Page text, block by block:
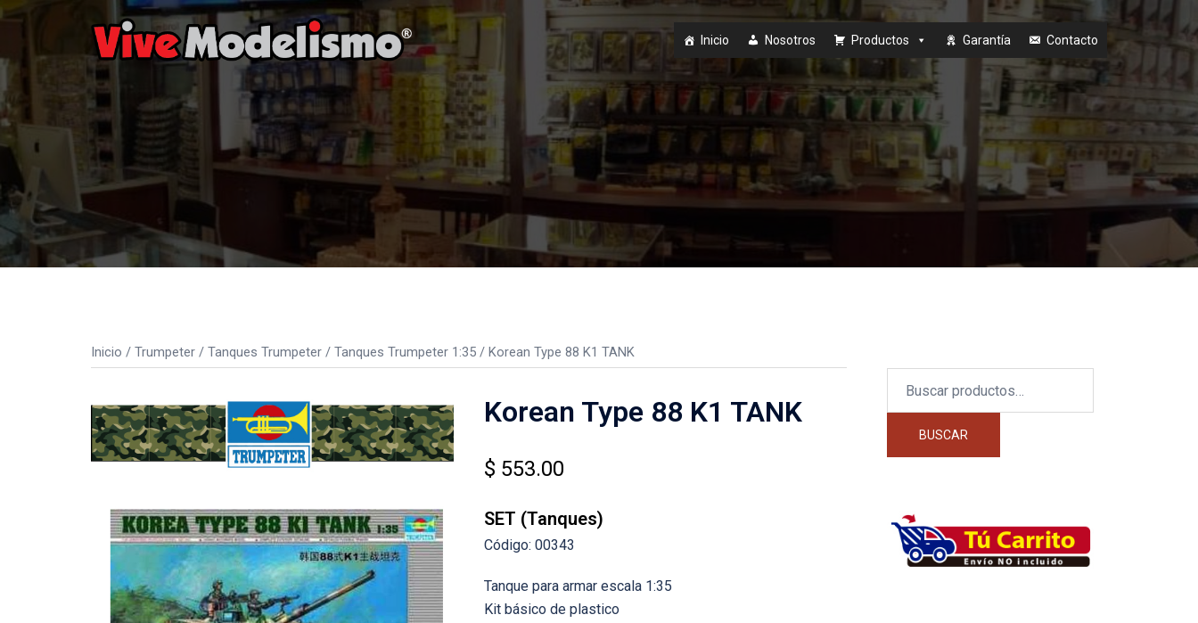
Saltar
contenido
Inicio Nosotros Productos Garantía Contacto
Inicio / Trumpeter / Tanques Trumpeter / Tanques Trumpeter 1:35 / Korean Type 88 K1 TANK
Korean Type 88 K1 TANK
$ 553.00
SET (Tanques)
Código: 00343
Tanque para armar escala 1:35
Kit básico de plastico
por:
BUSCAR